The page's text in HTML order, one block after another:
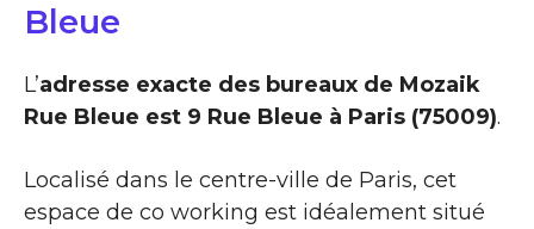
Bleue
L’adresse exacte des bureaux de Mozaik
Rue Bleue est 9 Rue Bleue à Paris (75009).
Localisé dans le centre-ville de Paris, cet
espace de co working est idéalement situé